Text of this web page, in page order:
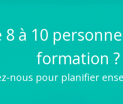
à 10
formation ?
nous pour planifier